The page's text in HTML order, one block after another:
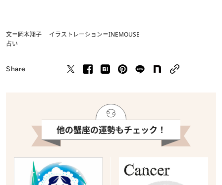
文＝岡本翔子 イラストレーション＝INEMOUSE
占い
Share
他の蟹座の運勢もチェック！